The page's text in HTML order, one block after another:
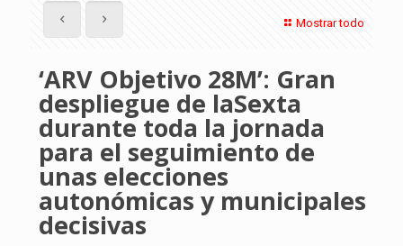
Mostrar todo
‘ARV Objetivo 28M’: Gran
despliegue de laSexta
durante toda la jornada
para el seguimiento de
unas elecciones
autonómicas y municipales
decisivas